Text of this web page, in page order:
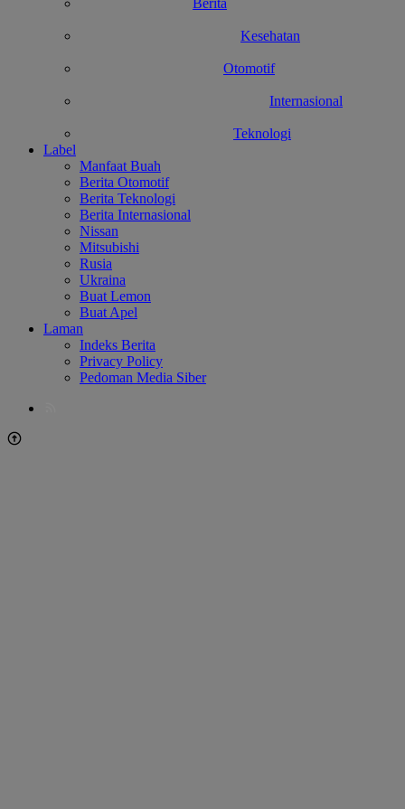
Berita
Kesehatan
Otomotif
Internasional
Teknologi
Label
Manfaat Buah
Berita Otomotif
Berita Teknologi
Berita Internasional
Nissan
Mitsubishi
Rusia
Ukraina
Buat Lemon
Buat Apel
Laman
Indeks Berita
Privacy Policy
Pedoman Media Siber